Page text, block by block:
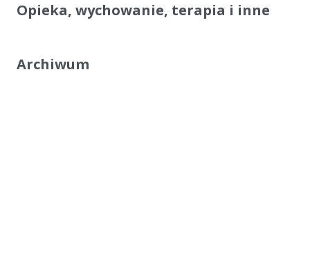
Opieka, wychowanie, terapia i inne
Archiwum